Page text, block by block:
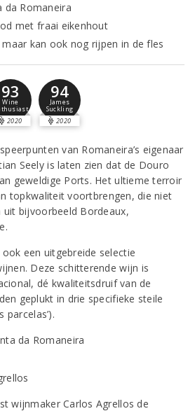
da Romaneira
met fraai eikenhout
kan ook nog rijpen in de fles
93
Wine
2020
94
James
Suckling
2020
van Romaneira’s eigenaar
Seely is laten zien dat de Douro
geweldige Ports. Het ultieme terroir
topkwaliteit voortbrengen, die niet
bijvoorbeeld Bordeaux,
een uitgebreide selectie
Deze schitterende wijn is
dé kwaliteitsdruif van de
geplukt in drie specifieke steile
parcelas’).
wijnmaker Carlos Agrellos de